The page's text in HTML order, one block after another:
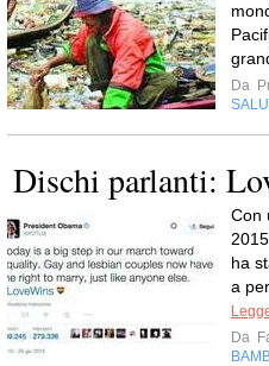
Da
Dischi parlanti:
Con
ha
a
Da